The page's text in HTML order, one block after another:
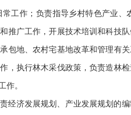
工作；负责指导乡村特色产业
推广工作，开展技术培训和科技
包地、农村宅基地改革和管理有
，执行林木采伐政策，负责造林
作。
经济发展规划、产业发展规划的